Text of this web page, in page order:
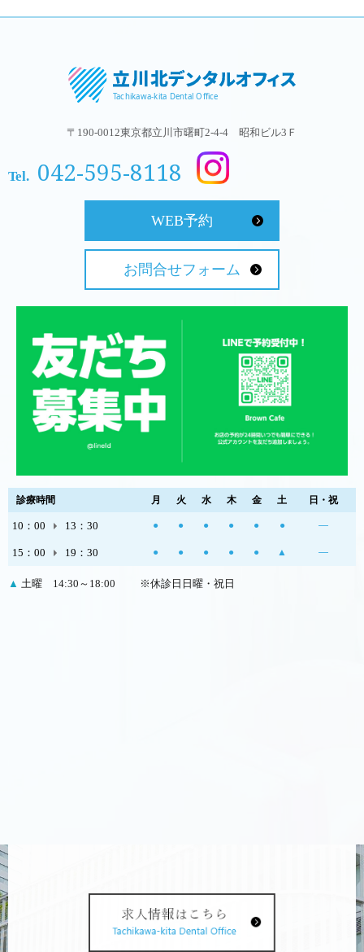
〒190-0012東京都立川市曙町2-4-4 昭和ビル3Ｆ
Tel. 042-595-8118
WEB予約
お問合せフォーム
診療時間 月 火 水 木 金 土 日・祝
10：00 13：30 ● ● ● ● ● ● ―
15：00 19：30 ● ● ● ● ● ▲ ―
▲ 土曜 14:30～18:00 ※休診日日曜・祝日